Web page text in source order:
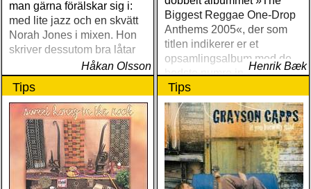
man gärna förälskar sig i:
med lite jazz och en skvätt
Norah Jones i mixen. Hon
skriver dessutom bra låtar
Håkan Olsson
Biggest Reggae One-Drop
Anthems 2005«, der som
titlen indikerer er et
opsamlingsalbum med de
bedste numre indenfor den
populære reggaestil kaldet
one-drop
Henrik Bæk
Tips Tips